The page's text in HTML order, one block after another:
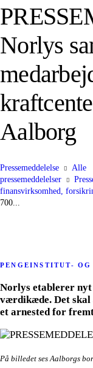
Norlys
Aalborg
Pressemeddelelse
Alle
pressemeddelelser
finansvirksomhed,
700...
PENGEINSTITUT-
Norlys etablerer nyt
værdikæde. Det skal
et arnested for
På billedet ses Aalborgs